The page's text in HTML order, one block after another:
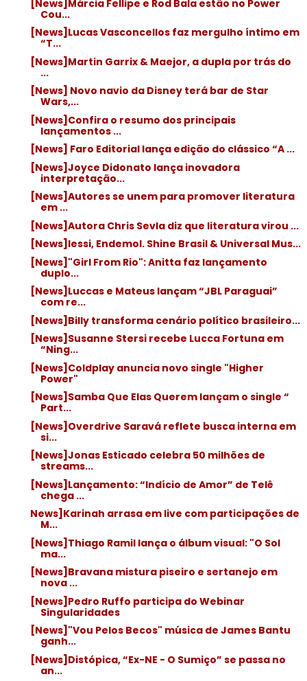
[News]Márcia Fellipe e Rod Bala estão no Power
Cou...
[News]Lucas Vasconcellos faz mergulho íntimo em
“T...
[News]Martin Garrix & Maejor, a dupla por trás do
...
[News] Novo navio da Disney terá bar de Star
Wars,...
[News]Confira o resumo dos principais
lançamentos ...
[News] Faro Editorial lança edição do clássico “A ...
[News]Joyce Didonato lança inovadora
interpretação...
[News]Autores se unem para promover literatura
em ...
[News]Autora Chris Sevla diz que literatura virou ...
[News]Iessi, Endemol. Shine Brasil & Universal Mus...
[News]"Girl From Rio": Anitta faz lançamento
duplo...
[News]Luccas e Mateus lançam “JBL Paraguai”
com re...
[News]Billy transforma cenário político brasileiro...
[News]Susanne Stersi recebe Lucca Fortuna em
“Ning...
[News]Coldplay anuncia novo single "Higher
Power"
[News]Samba Que Elas Querem lançam o single “
Part...
[News]Overdrive Saravá reflete busca interna em
si...
[News]Jonas Esticado celebra 50 milhões de
streams...
[News]Lançamento: “Indício de Amor” de Telê
chega ...
News]Karinah arrasa em live com participações de
M...
[News]Thiago Ramil lança o álbum visual: "O Sol
ma...
[News]Bravana mistura piseiro e sertanejo em
nova ...
[News]Pedro Ruffo participa do Webinar
Singularidades
[News]"Vou Pelos Becos" música de James Bantu
ganh...
[News]Distópica, “Ex-NE - O Sumiço” se passa no
an...